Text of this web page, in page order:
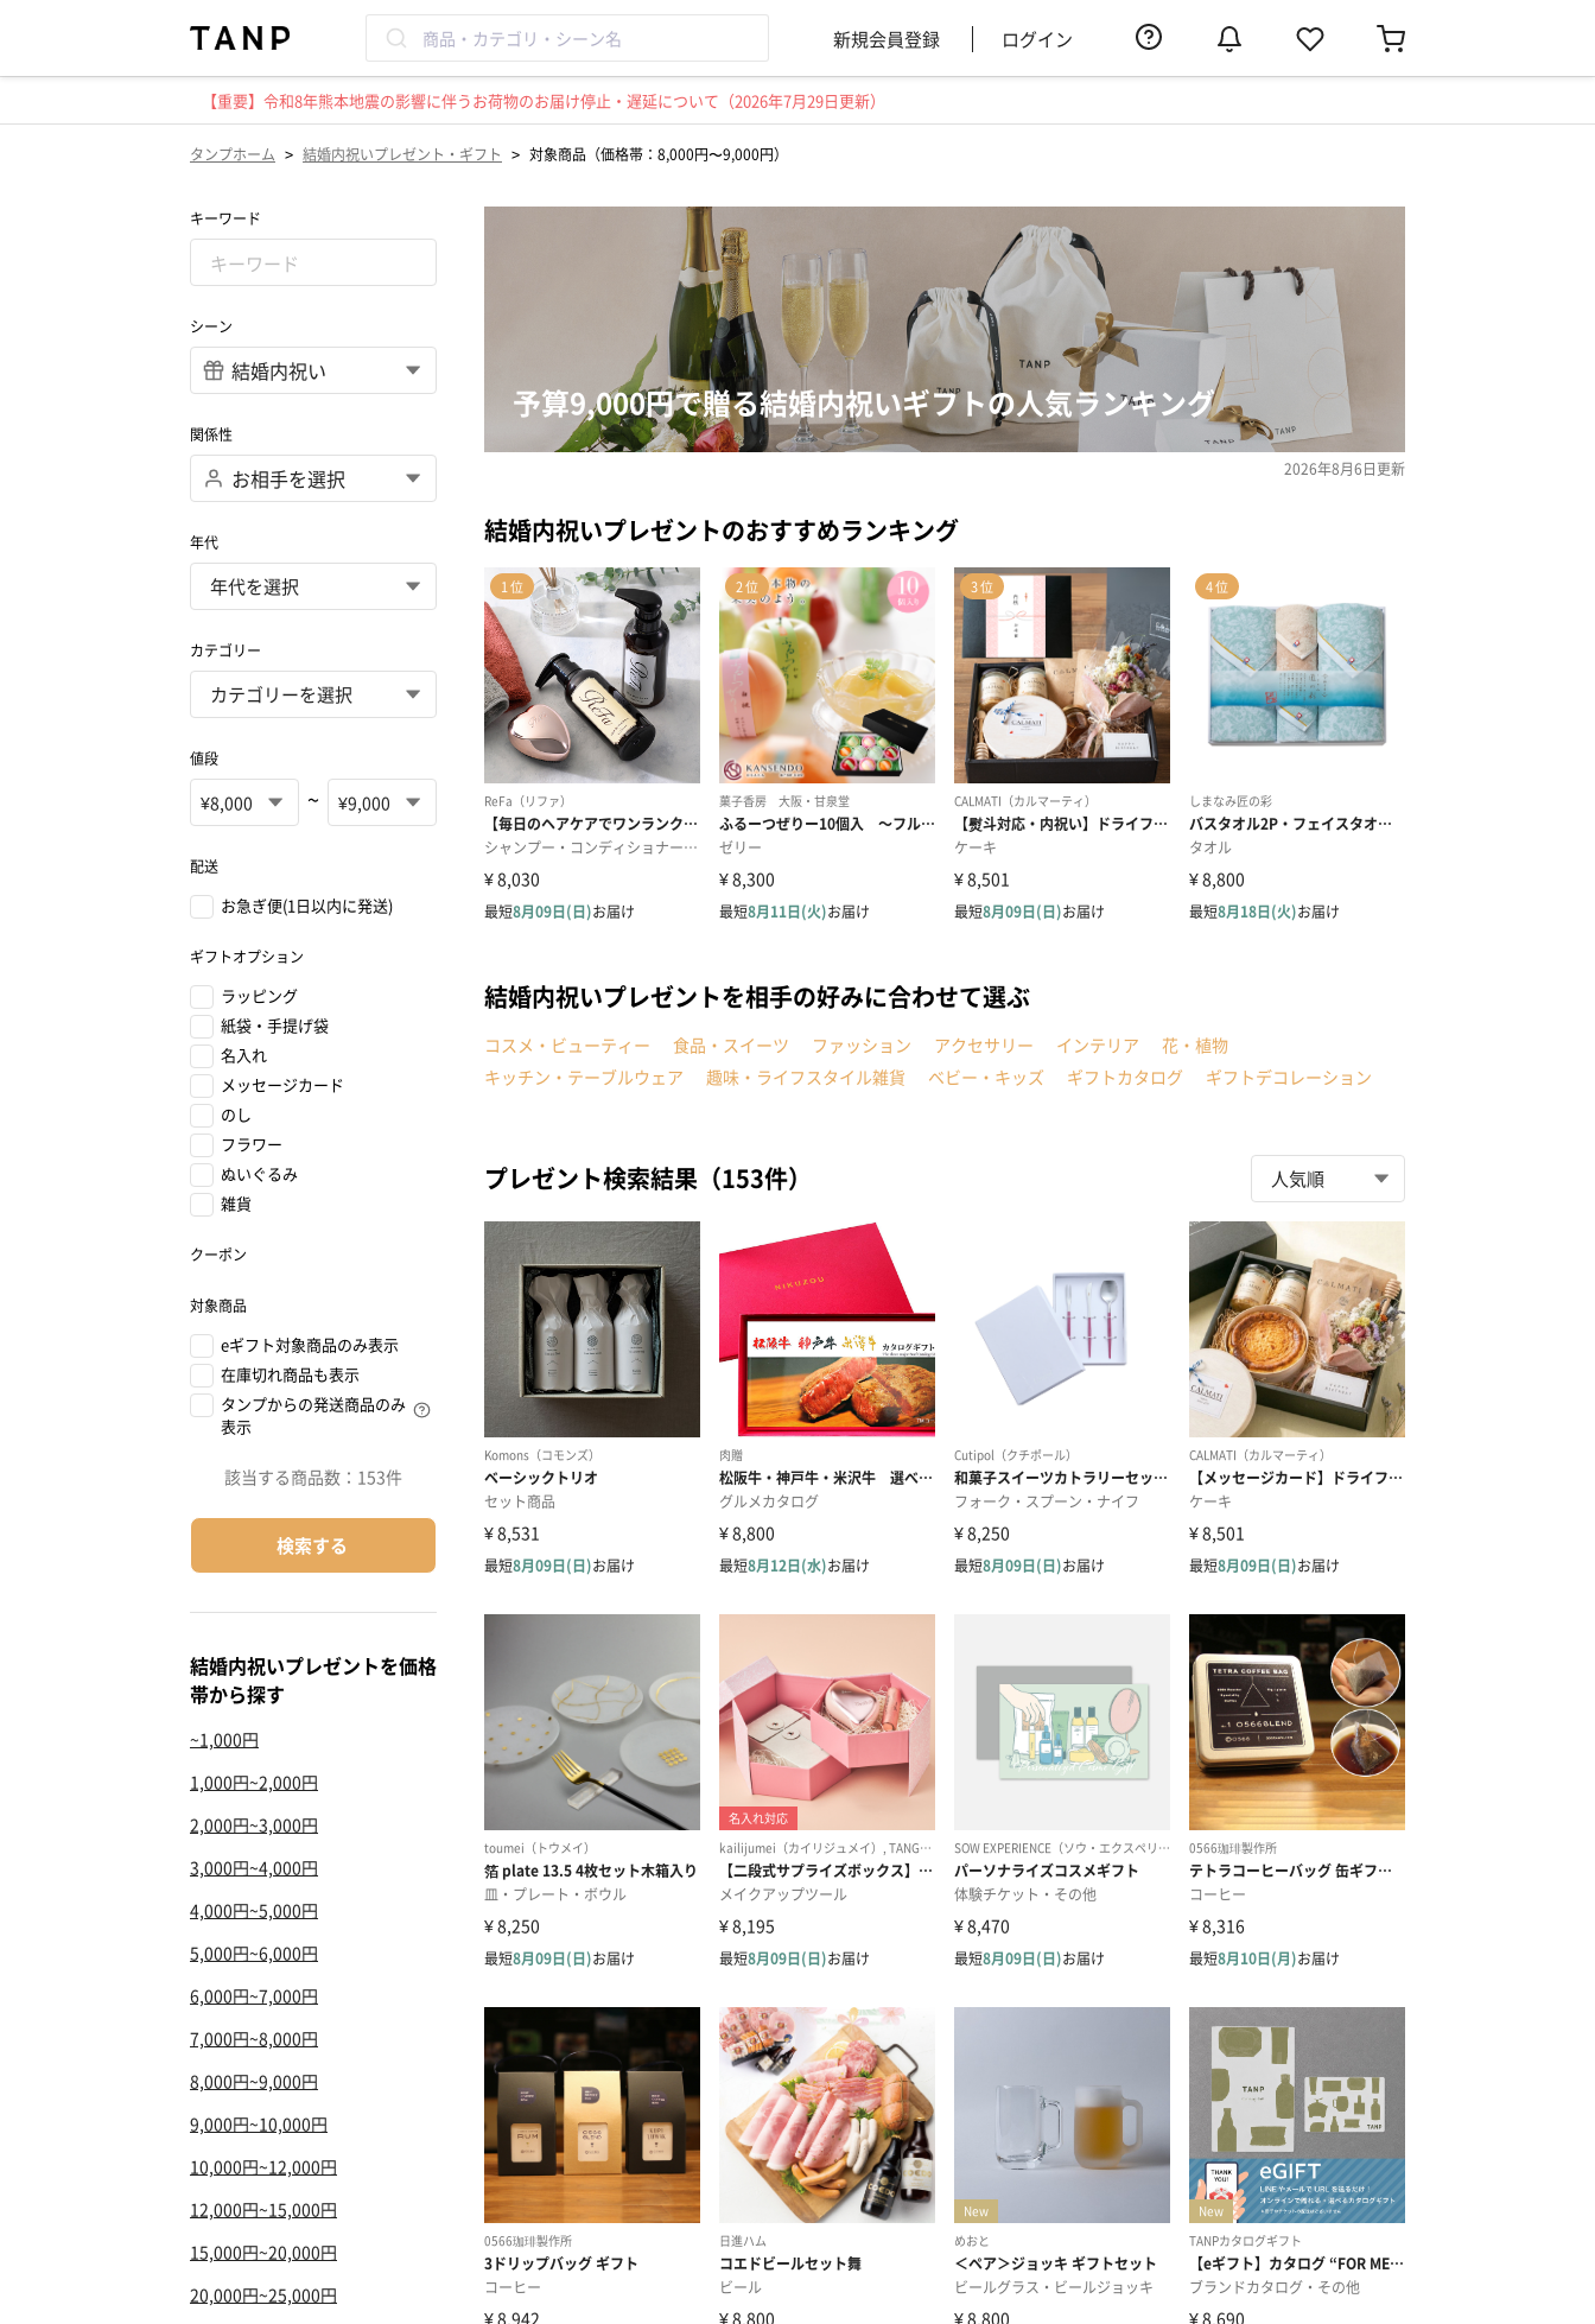
新規会員登録 ログイン
【重要】令和8年熊本地震の影響に伴うお荷物のお届け停止・遅延について（2026年7月29日更新）
タンプホーム > 結婚内祝いプレゼント・ギフト > 対象商品（価格帯：8,000円〜9,000円）
キーワード
シーン
関係性
年代
カテゴリー
値段
~
配送
お急ぎ便(1日以内に発送)
ギフトオプション
ラッピング
紙袋・手提げ袋
名入れ
メッセージカード
のし
フラワー
ぬいぐるみ
雑貨
クーポン
対象商品
eギフト対象商品のみ表示
在庫切れ商品も表示
タンプからの発送商品のみ
表示
該当する商品数： 153件
検索する
結婚内祝いプレゼントを価格
帯から探す
~1,000円
1,000円~2,000円
2,000円~3,000円
3,000円~4,000円
4,000円~5,000円
5,000円~6,000円
6,000円~7,000円
7,000円~8,000円
8,000円~9,000円
9,000円~10,000円
10,000円~12,000円
12,000円~15,000円
15,000円~20,000円
20,000円~25,000円
予算9,000円で贈る結婚内祝いギフトの人気ランキング
2026年8月6日更新
結婚内祝いプレゼントのおすすめランキング
結婚内祝いプレゼントを相手の好みに合わせて選ぶ
コスメ・ビューティー 食品・スイーツ ファッション アクセサリー インテリア
花・植物
キッチン・テーブルウェア
趣味・ライフスタイル雑貨 ベビー・キッズ ギフトカタログ ギフトデコレーション
プレゼント検索結果（153件）